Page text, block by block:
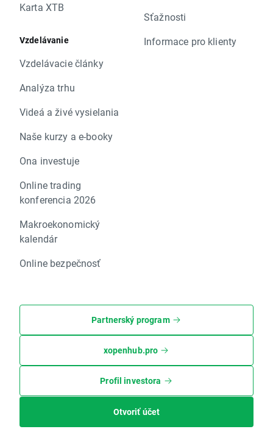
Karta XTB
Vzdelávanie
Vzdelávacie články
Analýza trhu
Videá a živé vysielania
Naše kurzy a e-booky
Ona investuje
Online trading
konferencia 2026
Makroekonomický
kalendár
Online bezpečnosť
Sťažnosti
Informace pro klienty
Partnerský program
xopenhub.pro
Profil investora
Otvoriť účet